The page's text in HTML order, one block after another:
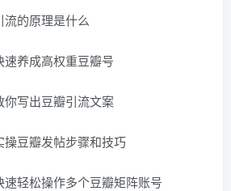
的原理是什么
养成高权重豆瓣号
写出豆瓣引流文案
豆瓣发帖步骤和技巧
轻松操作多个豆瓣矩阵账号